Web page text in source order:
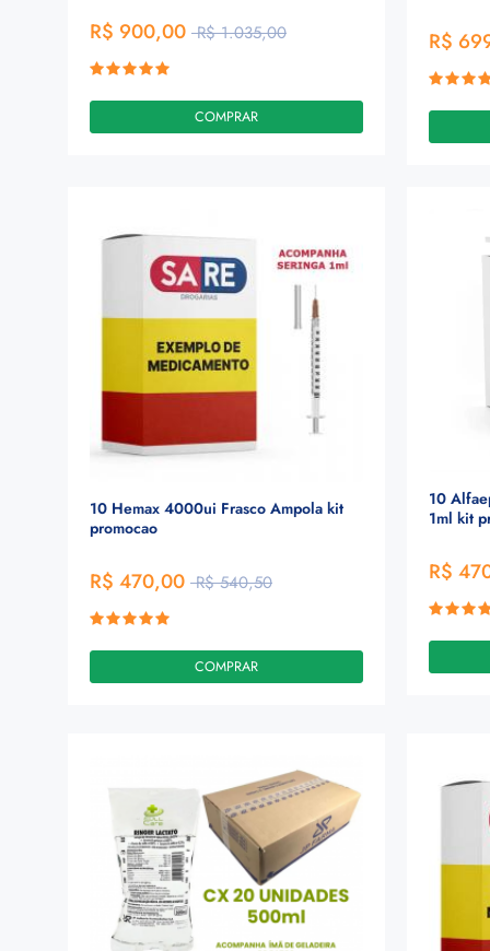
R$ 900,00 R$ 1.035,00
COMPRAR
R$
10 Hemax 4000ui Frasco Ampola kit
promocao
R$ 470,00 R$ 540,50
COMPRAR
10
1ml kit
R$